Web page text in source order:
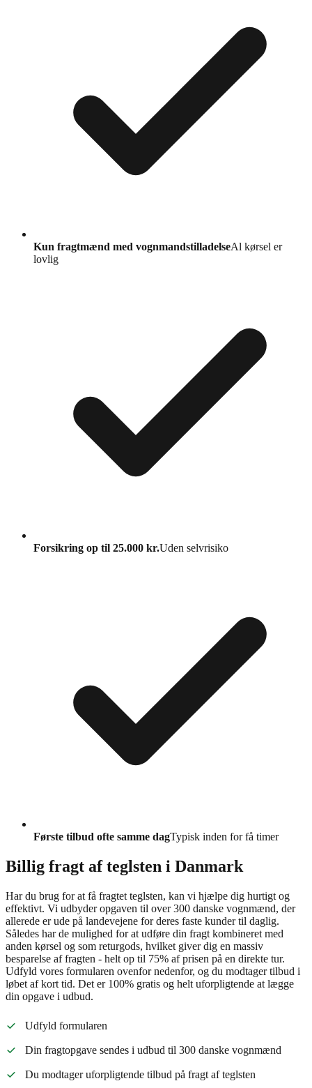
Kun fragtmænd med vognmandstilladelseAl kørsel er
lovlig
Forsikring op til 25.000 kr.Uden selvrisiko
Første tilbud ofte samme dagTypisk inden for få timer
Billig fragt af teglsten i Danmark
Har du brug for at få fragtet teglsten, kan vi hjælpe dig hurtigt og
effektivt. Vi udbyder opgaven til over 300 danske vognmænd, der
allerede er ude på landevejene for deres faste kunder til daglig.
Således har de mulighed for at udføre din fragt kombineret med
anden kørsel og som returgods, hvilket giver dig en massiv
besparelse af fragten - helt op til 75% af prisen på en direkte tur.
Udfyld vores formularen ovenfor nedenfor, og du modtager tilbud i
løbet af kort tid. Det er 100% gratis og helt uforpligtende at lægge
din opgave i udbud.
Udfyld formularen
Din fragtopgave sendes i udbud til 300 danske vognmænd
Du modtager uforpligtende tilbud på fragt af teglsten